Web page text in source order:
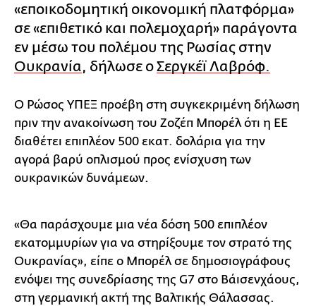
«εποικοδομητική οικονομική πλατφόρμα»
σε «επιθετικό και πολεμοχαρή» παράγοντα
εν μέσω του πολέμου της Ρωσίας στην
Ουκρανία, δήλωσε οΣεργκέϊ Λαβρόφ.
Ο Ρώσος ΥΠΕΞ προέβη στη συγκεκριμένη δήλωση
πριν την ανακοίνωση του Ζοζέπ Μπορέλ ότι η ΕΕ
διαθέτει επιπλέον 500 εκατ. δολάρια για την
αγορά βαρύ οπλισμού προς ενίσχυση των
ουκρανικών δυνάμεων.
«Θα παράσχουμε μια νέα δόση 500 επιπλέον
εκατομμυρίων για να στηρίξουμε τον στρατό της
Ουκρανίας», είπε ο Μπορέλ σε δημοσιογράφους
ενόψει της συνεδρίασης της G7 στο Βάισενχάους,
στη γερμανική ακτή της Βαλτικής Θάλασσας.